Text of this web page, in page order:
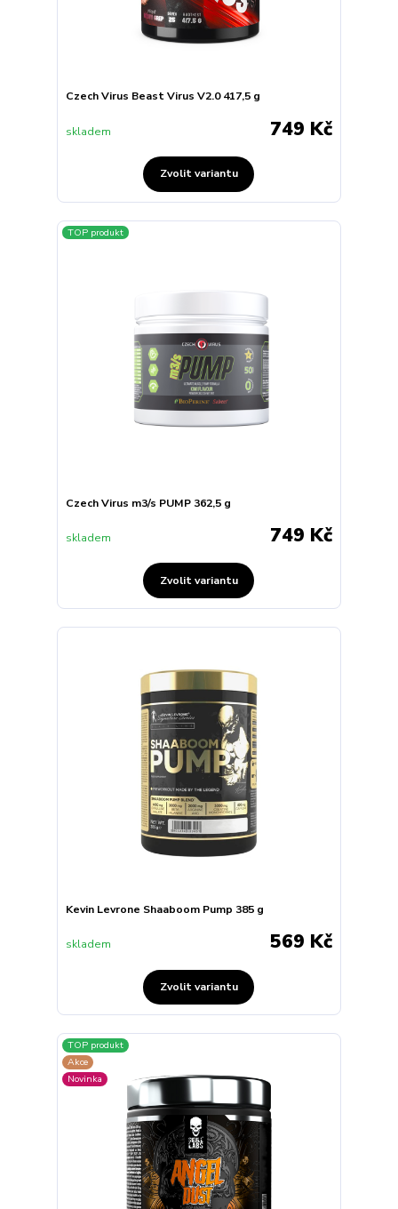
Czech Virus Beast Virus V2.0 417,5 g
749 Kč
skladem
Zvolit variantu
TOP produkt
Czech Virus m3/s PUMP 362,5 g
749 Kč
skladem
Zvolit variantu
Kevin Levrone Shaaboom Pump 385 g
569 Kč
skladem
Zvolit variantu
TOP produkt
Akce
Novinka